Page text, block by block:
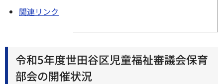
関連リンク
令和5年度世田谷区児童福祉審議会保育
部会の開催状況